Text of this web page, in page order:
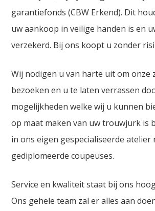
garantiefonds (CBW Erkend). Dit
uw aankoop in veilige handen is en
verzekerd. Bij ons koopt u zonder
Wij nodigen u van harte uit om onze
bezoeken en u te laten verrassen
mogelijkheden welke wij u kunnen
op maat maken van uw trouwjurk is
in ons eigen gespecialiseerde atelier
gediplomeerde coupeuses.
Service en kwaliteit staat bij ons
Ons gehele team zal er alles aan